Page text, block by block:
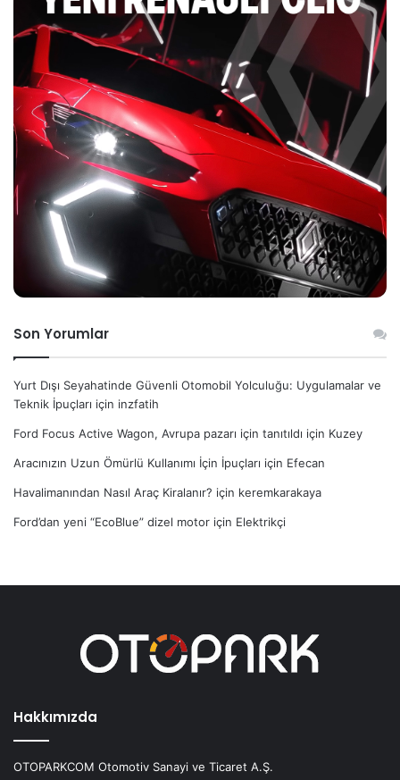
Son Yorumlar
Yurt Dışı Seyahatinde Güvenli Otomobil Yolculuğu: Uygulamalar ve
Teknik İpuçları için inzfatih
Ford Focus Active Wagon, Avrupa pazarı için tanıtıldı için Kuzey
Aracınızın Uzun Ömürlü Kullanımı İçin İpuçları için Efecan
Havalimanından Nasıl Araç Kiralanır? için keremkarakaya
Ford’dan yeni “EcoBlue” dizel motor için Elektrikçi
Hakkımızda
OTOPARKCOM Otomotiv Sanayi ve Ticaret A.Ş.